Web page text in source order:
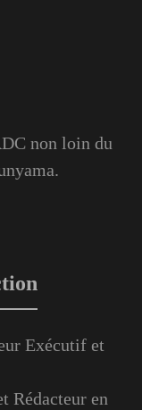
non loin du
Exécutif et
Rédacteur en